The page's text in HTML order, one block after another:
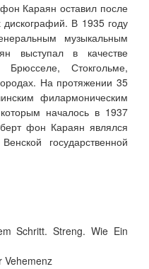
Караян оставил после
В 1935 году
музыкальным
выступал в качестве
Стокгольме,
На протяжении 35
филармоническим
началось в 1937
фон Караян являлся
государственной
Schritt. Streng. Wie Ein
Vehemenz